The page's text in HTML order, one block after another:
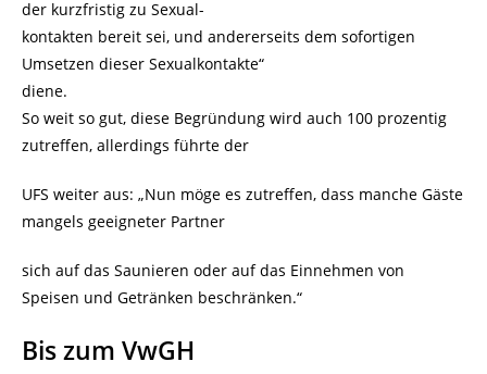
der kurzfristig zu Sexual-
kontakten bereit sei, und andererseits dem sofortigen
Umsetzen dieser Sexualkontakte“
diene.
So weit so gut, diese Begründung wird auch 100 prozentig
zutreffen, allerdings führte der
UFS weiter aus: „Nun möge es zutreffen, dass manche Gäste
mangels geeigneter Partner
sich auf das Saunieren oder auf das Einnehmen von
Speisen und Getränken beschränken.“
Bis zum VwGH